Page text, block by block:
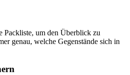
Packliste, um den Überblick zu
genau, welche Gegenstände sich in